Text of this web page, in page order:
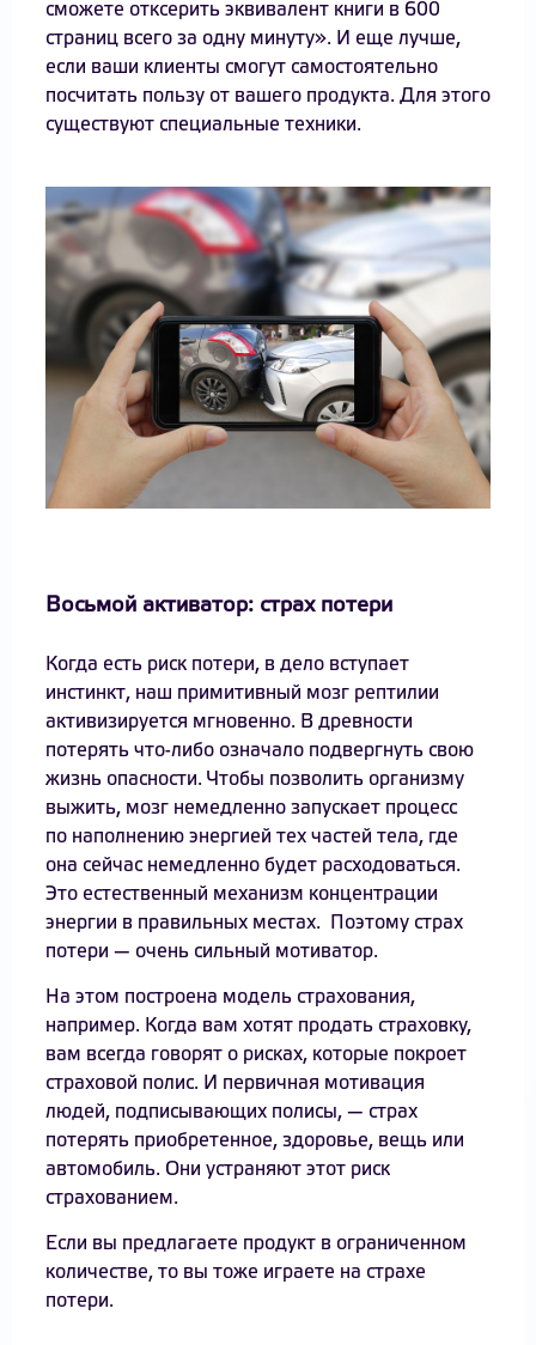
сможете отксерить эквивалент книги в 600
страниц всего за одну минуту». И еще лучше,
если ваши клиенты смогут самостоятельно
посчитать пользу от вашего продукта. Для этого
существуют специальные техники.
Восьмой активатор: страх потери
Когда есть риск потери, в дело вступает
инстинкт, наш примитивный мозг рептилии
активизируется мгновенно. В древности
потерять что-либо означало подвергнуть свою
жизнь опасности. Чтобы позволить организму
выжить, мозг немедленно запускает процесс
по наполнению энергией тех частей тела, где
она сейчас немедленно будет расходоваться.
Это естественный механизм концентрации
энергии в правильных местах. Поэтому страх
потери — очень сильный мотиватор.
На этом построена модель страхования,
например. Когда вам хотят продать страховку,
вам всегда говорят о рисках, которые покроет
страховой полис. И первичная мотивация
людей, подписывающих полисы, — страх
потерять приобретенное, здоровье, вещь или
автомобиль. Они устраняют этот риск
страхованием.
Если вы предлагаете продукт в ограниченном
количестве, то вы тоже играете на страхе
потери.